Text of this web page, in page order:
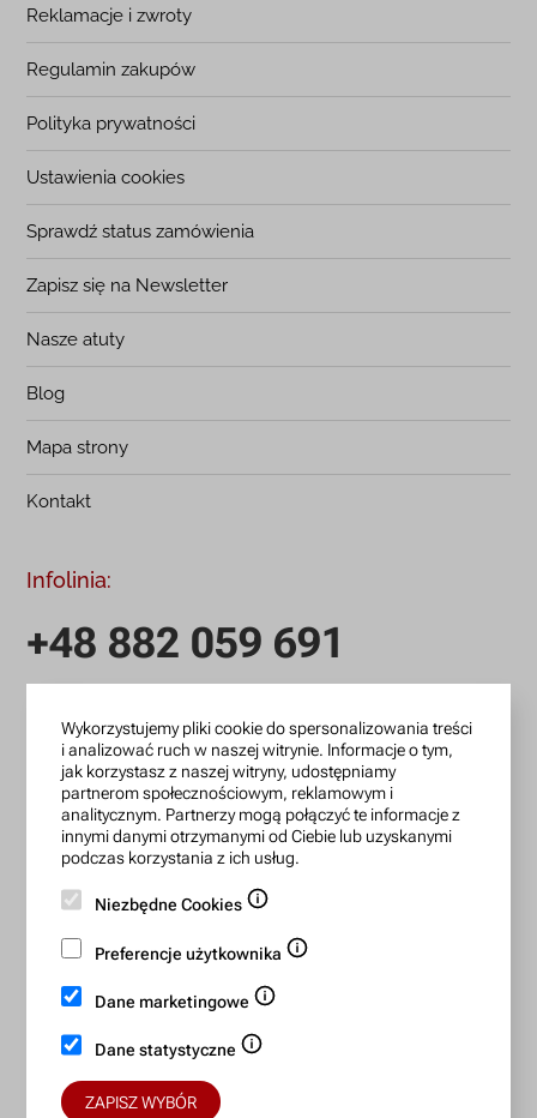
Reklamacje i zwroty
Regulamin zakupów
Polityka prywatności
Ustawienia cookies
Sprawdź status zamówienia
Zapisz się na Newsletter
Nasze atuty
Blog
Mapa strony
Kontakt
Infolinia:
+48 882 059 691
zamowienia@lanotti.com
Pisząc w sprawie swojego zamówienia podaj w tytule
wiadomości numer, który otrzymałeś w potwierdzeniu.
Konto bankowe:
15 1140 2004 0000 3702 7470 6466
Bezpieczne płatności:
Wykorzystujemy pliki cookie do spersonalizowania treści
i analizować ruch w naszej witrynie. Informacje o tym,
jak korzystasz z naszej witryny, udostępniamy
partnerom społecznościowym, reklamowym i
analitycznym. Partnerzy mogą połączyć te informacje z
innymi danymi otrzymanymi od Ciebie lub uzyskanymi
podczas korzystania z ich usług.
Niezbędne Cookies
Preferencje użytkownika
Dane marketingowe
Dane statystyczne
ZAPISZ WYBÓR